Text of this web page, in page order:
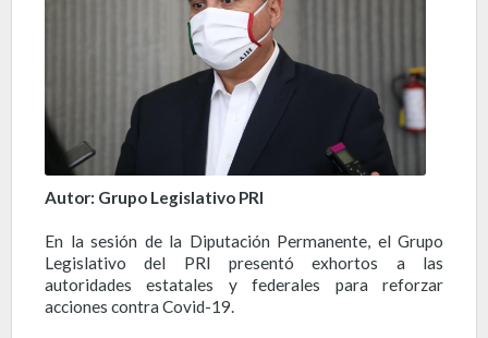
Autor: Grupo Legislativo PRI
En la sesión de la Diputación Permanente, el Grupo
Legislativo del PRI presentó exhortos a las
autoridades estatales y federales para reforzar
acciones contra Covid-19.